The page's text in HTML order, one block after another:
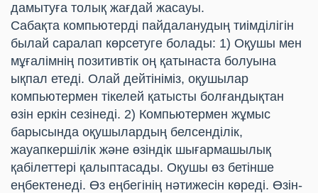
дамытуға толық жағдай жасауы.
Сабақта компьютерді пайдаланудың тиімділігін
былай саралап көрсетуге болады: 1) Оқушы мен
мұғалімнің позитивтік оң қатынаста болуына
ықпал етеді. Олай дейтініміз, оқушылар
компьютермен тікелей қатысты болғандықтан
өзін еркін сезінеді. 2) Компьютермен жұмыс
барысында оқушылардың белсенділік,
жауапкершілік және өзіндік шығармашылық
қабілеттері қалыптасады. Оқушы өз бетінше
еңбектенеді. Өз еңбегінің нәтижесін көреді. Өзін-